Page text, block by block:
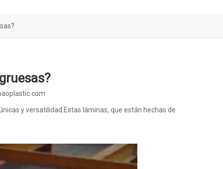
y versatilidad.Estas láminas, que están hechas de